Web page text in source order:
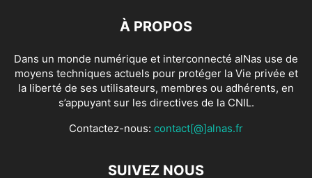
À PROPOS
Dans un monde numérique et interconnecté alNas use de
moyens techniques actuels pour protéger la Vie privée et
la liberté de ses utilisateurs, membres ou adhérents, en
s’appuyant sur les directives de la CNIL.
Contactez-nous: contact[@]alnas.fr
SUIVEZ NOUS